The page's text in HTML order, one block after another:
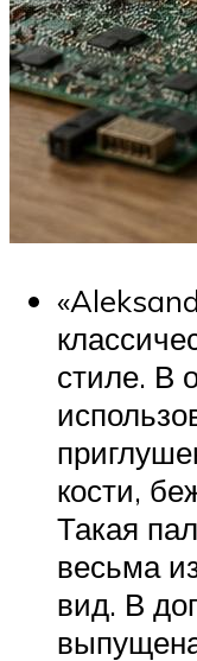
стиле. В
кости,
Такая
весьма
вид. В